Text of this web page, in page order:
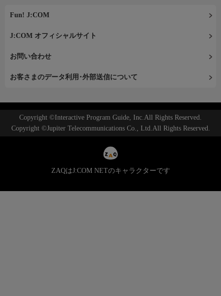
Fun! J:COM
J:COM オフィシャルサイト
お問い合わせ
お客さまのデータ利用･外部送信について
Copyright ©Interactive Program Guide, Inc.All Rights Reserved.
Copyright ©Jupiter Telecommunications Co., Ltd.All Rights Reserved.
ZAQはJ:COM NETのキャラクターです